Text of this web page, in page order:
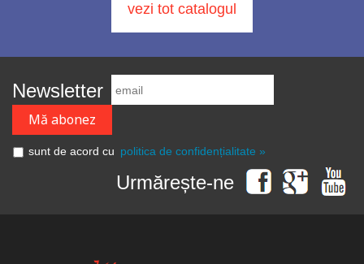
vezi tot catalogul
Newsletter
sunt de acord cu politica de confidențialitate »
Urmărește-ne